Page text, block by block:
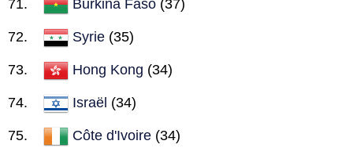
Burkina Faso (37)
Syrie (35)
Hong Kong (34)
Israël (34)
Côte d'Ivoire (34)